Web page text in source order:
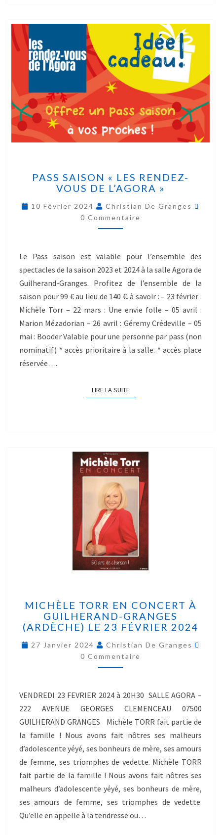
PASS SAISON « LES RENDEZ-
VOUS DE L’AGORA »
10 Février 2024
Christian De Granges
0 Commentaire
Le Pass saison est valable pour l’ensemble des
spectacles de la saison 2023 et 2024 à la salle Agora de
Guilherand-Granges. Profitez de l’ensemble de la
saison pour 99 € au lieu de 140 €. à savoir : – 23 février :
Michèle Torr – 22 mars : Une envie folle – 05 avril :
Marion Mézadorian – 26 avril : Géremy Crédeville – 05
mai : Booder Valable pour une personne par pass (non
nominatif) * accès prioritaire à la salle. * accès place
réservée….
LIRE LA SUITE
MICHÈLE TORR EN CONCERT À
GUILHERAND-GRANGES
(ARDÈCHE) LE 23 FÉVRIER 2024
27 Janvier 2024
Christian De Granges
0 Commentaire
VENDREDI 23 FEVRIER 2024 à 20H30 SALLE AGORA –
222 AVENUE GEORGES CLEMENCEAU 07500
GUILHERAND GRANGES Michèle TORR fait partie de
la famille ! Nous avons fait nôtres ses malheurs
d’adolescente yéyé, ses bonheurs de mère, ses amours
de femme, ses triomphes de vedette. Michèle TORR
fait partie de la famille ! Nous avons fait nôtres ses
malheurs d’adolescente yéyé, ses bonheurs de mère,
ses amours de femme, ses triomphes de vedette.
Qu’elle en appelle à la tendresse ou…